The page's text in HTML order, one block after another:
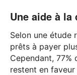
Une aide à
Selon une étude
prêts à payer
Cependant, 77%
restent en